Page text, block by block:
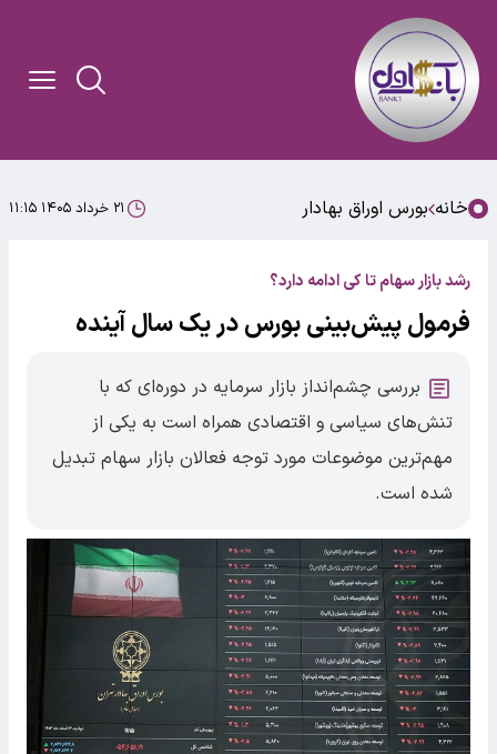
خانه بورس اوراق بهادار ۲۱ خرداد ۱۴۰۵ ۱۱:۱۵
رشد بازار سهام تا کی ادامه دارد؟
فرمول پیش‌بینی بورس در یک سال آینده
بررسی چشم‌انداز بازار سرمایه در دوره‌ای که با
تنش‌های سیاسی و اقتصادی همراه است به یکی از
مهم‌ترین موضوعات مورد توجه فعالان بازار سهام تبدیل
شده است.